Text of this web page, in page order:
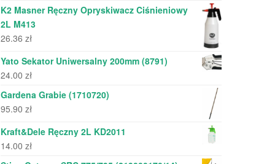
K2 Masner Ręczny Opryskiwacz Ciśnieniowy
2L M413
26.36 zł
Yato Sekator Uniwersalny 200mm (8791)
24.00 zł
Gardena Grabie (1710720)
95.90 zł
Kraft&Dele Ręczny 2L KD2011
14.00 zł